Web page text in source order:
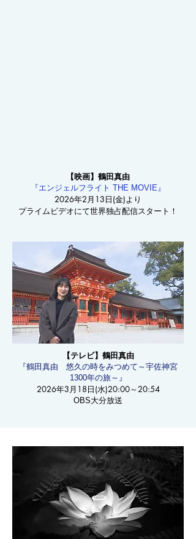
【映画】鶴田真由
『エンジェルフライト THE MOVIE』
​2026年2月13日(金)より​
​プライムビデオにて世界独占配信スタート！
【テレビ】鶴田真由
『鶴田真由 悠久の時をみつめて～宇佐神宮
1300年の旅～』
2026年3月18日(水)20:00～20:54
OBS大分放送